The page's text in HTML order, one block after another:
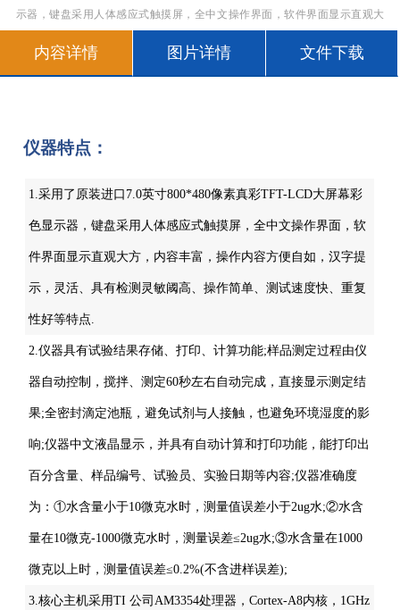
示器，键盘采用人体感应式触摸屏，全中文操作界面，软件界面显示直观大
作简单、测试速度快、重复性好等特点.
内容详情 图片详情 文件下载
仪器特点：
1.采用了原装进口7.0英寸800*480像素真彩TFT-LCD大屏幕彩
色显示器，键盘采用人体感应式触摸屏，全中文操作界面，软
件界面显示直观大方，内容丰富，操作内容方便自如，汉字提
示，灵活、具有检测灵敏阈高、操作简单、测试速度快、重复
性好等特点.
2.仪器具有试验结果存储、打印、计算功能;样品测定过程由仪
器自动控制，搅拌、测定60秒左右自动完成，直接显示测定结
果;全密封滴定池瓶，避免试剂与人接触，也避免环境湿度的影
响;仪器中文液晶显示，并具有自动计算和打印功能，能打印出
百分含量、样品编号、试验员、实验日期等内容;仪器准确度
为：①水含量小于10微克水时，测量值误差小于2ug水;②水含
量在10微克-1000微克水时，测量误差≤2ug水;③水含量在1000
微克以上时，测量值误差≤0.2%(不含进样误差);
3.核心主机采用TI 公司AM3354处理器，Cortex-A8内核，1GHz